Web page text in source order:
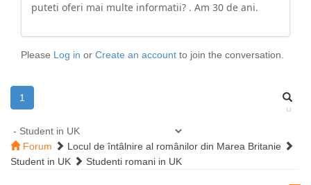
puteti oferi mai multe informatii? . Am 30 de ani.
Please Log in or Create an account to join the conversation.
1
Forum
Locul de întâlnire al românilor din Marea Britanie
Student in UK
Studenti romani in UK